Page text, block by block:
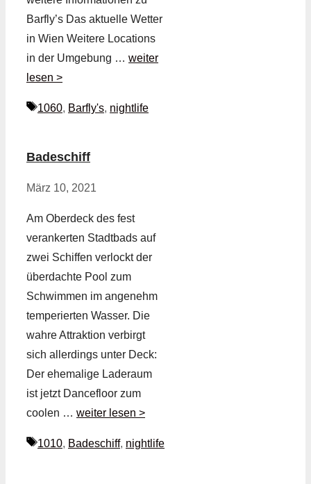
Barfly’s Das aktuelle Wetter
in Wien Weitere Locations
in der Umgebung … weiter
lesen >
Schlagwörter
1060, Barfly's, nightlife
Badeschiff
März 10, 2021
Am Oberdeck des fest
verankerten Stadtbads auf
zwei Schiffen verlockt der
überdachte Pool zum
Schwimmen im angenehm
temperierten Wasser. Die
wahre Attraktion verbirgt
sich allerdings unter Deck:
Der ehemalige Laderaum
ist jetzt Dancefloor zum
coolen … weiter lesen >
Schlagwörter
1010, Badeschiff, nightlife